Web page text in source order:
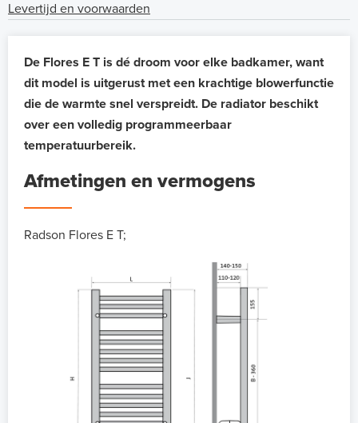
Levertijd en voorwaarden
De Flores E T is dé droom voor elke badkamer, want
dit model is uitgerust met een krachtige blowerfunctie
die de warmte snel verspreidt. De radiator beschikt
over een volledig programmeerbaar
temperatuurbereik.
Afmetingen en vermogens
Radson Flores E T;